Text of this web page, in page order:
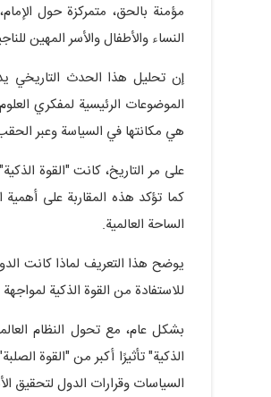
مؤمنة بالحق، متمركزة حول
النساء والأطفال والأسر المهين
إن تحليل هذا الحدث التاريخي
الموضوعات الرئيسية لمفكري
هي مكانتها في السياسة وعبر
على مر التاريخ، كانت "القوة
كما تؤكد هذه المقاربة على
الساحة العالمية.
يوضح هذا التعريف لماذا كانت
للاستفادة من القوة الذكية
بشكل عام، مع تحول النظام
الذكية" تأثيرًا أكبر من "القوة
السياسات وقرارات الدول لتحقيق